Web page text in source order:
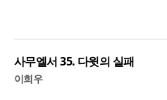
사무엘서 35. 다윗의 실패
이희우